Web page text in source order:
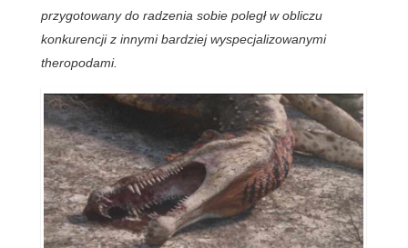
przygotowany do radzenia sobie poległ w obliczu
konkurencji z innymi bardziej wyspecjalizowanymi
theropodami.